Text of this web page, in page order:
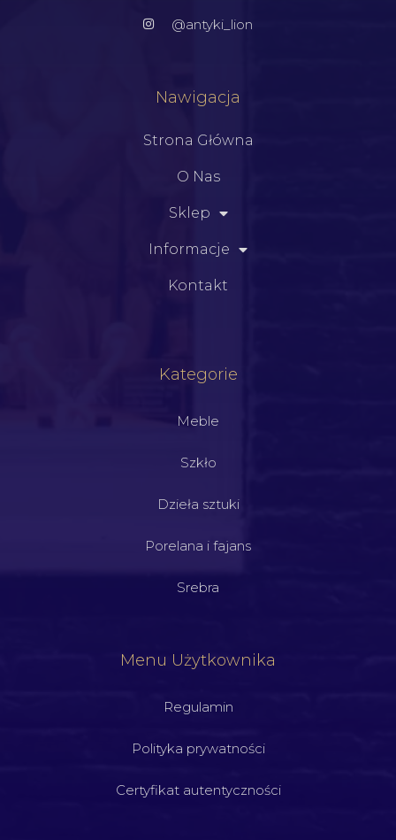
@antyki_lion
Nawigacja
Strona Główna
O Nas
Sklep
Informacje
Kontakt
Kategorie
Meble
Szkło
Dzieła sztuki
Porelana i fajans
Srebra
Menu Użytkownika
Regulamin
Polityka prywatności
Certyfikat autentyczności